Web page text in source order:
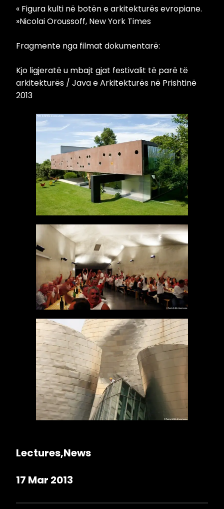
« Figura kulti në botën e arkitekturës evropiane.
»Nicolai Oroussoff, New York Times
Fragmente nga filmat dokumentarë:
Kjo ligjeratë u mbajt gjat festivalit të parë të
arkitekturës / Java e Arkitekturës në Prishtinë
2013
Lectures News
17 Mar 2013